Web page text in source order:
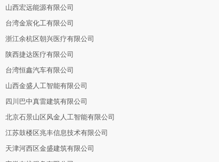
山西宏远能源有限公司
台湾金宸化工有限公司
浙江余杭区朝兴医疗有限公司
陕西捷达医疗有限公司
台湾恒鑫汽车有限公司
山西金盛人工智能有限公司
四川巴中真雷建筑有限公司
北京石景山区风金人工智能有限公司
江苏鼓楼区兆丰信息技术有限公司
天津河西区金盛建筑有限公司